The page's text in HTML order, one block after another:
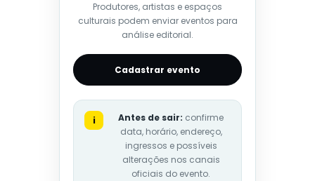
Produtores, artistas e espaços
culturais podem enviar eventos para
análise editorial.
Cadastrar evento
i Antes de sair: confirme
data, horário, endereço,
ingressos e possíveis
alterações nos canais
oficiais do evento.